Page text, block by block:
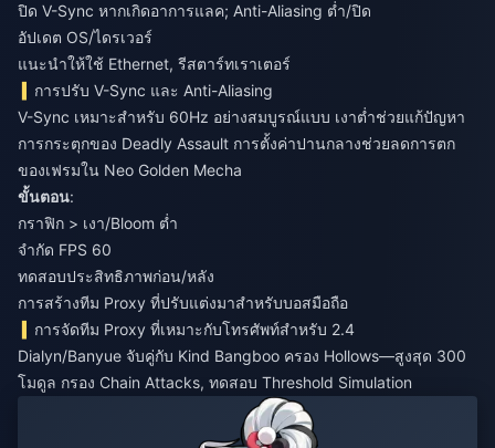
ปิด V-Sync หากเกิดอาการแลค; Anti-Aliasing ต่ำ/ปิด
อัปเดต OS/ไดรเวอร์
แนะนำให้ใช้ Ethernet, รีสตาร์ทเราเตอร์
การปรับ V-Sync และ Anti-Aliasing
V-Sync เหมาะสำหรับ 60Hz อย่างสมบูรณ์แบบ เงาต่ำช่วยแก้ปัญหา
การกระตุกของ Deadly Assault การตั้งค่าปานกลางช่วยลดการตก
ของเฟรมใน Neo Golden Mecha
ขั้นตอน:
กราฟิก > เงา/Bloom ต่ำ
จำกัด FPS 60
ทดสอบประสิทธิภาพก่อน/หลัง
การสร้างทีม Proxy ที่ปรับแต่งมาสำหรับบอสมือถือ
การจัดทีม Proxy ที่เหมาะกับโทรศัพท์สำหรับ 2.4
Dialyn/Banyue จับคู่กับ Kind Bangboo ครอง Hollows—สูงสุด 300
โมดูล กรอง Chain Attacks, ทดสอบ Threshold Simulation